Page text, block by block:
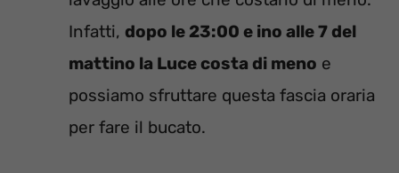
Infatti, dopo le 23:00 e ino alle 7 del
mattino la Luce costa di meno e
possiamo sfruttare questa fascia oraria
per fare il bucato.